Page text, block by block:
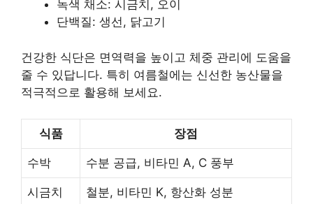
녹색 채소: 시금치, 오이
단백질: 생선, 닭고기
건강한 식단은 면역력을 높이고 체중 관리에 도움을
줄 수 있답니다. 특히 여름철에는 신선한 농산물을
적극적으로 활용해 보세요.
식품 장점
수박 수분 공급, 비타민 A, C 풍부
시금치 철분, 비타민 K, 항산화 성분